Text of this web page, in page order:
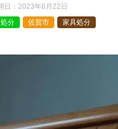
日： 2023年6月22日
分 佐賀市 家具処分